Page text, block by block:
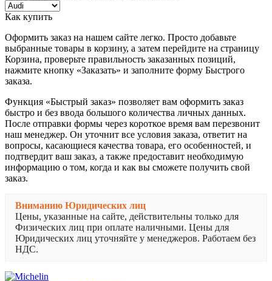
Как купить
Оформить заказ на нашем сайте легко. Просто добавьте
выбранные товары в корзину, а затем перейдите на страницу
Корзина, проверьте правильность заказанных позиций,
нажмите кнопку «Заказать» и заполните форму Быстрого
заказа.
Функция «Быстрый заказ» позволяет вам оформить заказ
быстро и без ввода большого количества личных данных.
После отправки формы через короткое время вам перезвонит
наш менеджер. Он уточнит все условия заказа, ответит на
вопросы, касающиеся качества товара, его особенностей, и
подтвердит ваш заказ, а также предоставит необходимую
информацию о том, когда и как вы сможете получить свой
заказ.
Вниманию Юридических лиц
Цены, указанные на сайте, действительны только для
Физических лиц при оплате наличными. Цены для
Юридических лиц уточняйте у менеджеров. Работаем без
НДС.